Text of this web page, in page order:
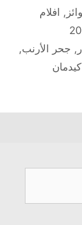
, افلام
, جحر الأرنب,